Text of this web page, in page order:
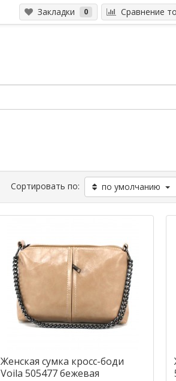
Закладки 0 Сравнение
Сортировать по: по умолчанию
Женская сумка кросс-боди
Voila 505477 бежевая